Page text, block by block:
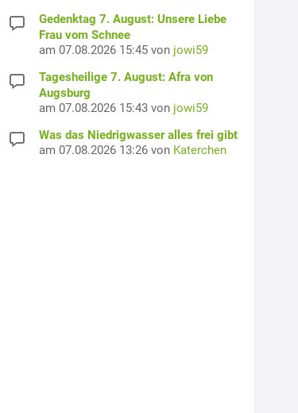
Gedenktag 7. August: Unsere Liebe
Frau vom Schnee
am 07.08.2026 15:45 von jowi59
Tagesheilige 7. August: Afra von
Augsburg
am 07.08.2026 15:43 von jowi59
Was das Niedrigwasser alles frei gibt
am 07.08.2026 13:26 von Katerchen